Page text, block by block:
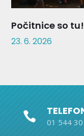
Počitnice so tu!
23. 6. 2026
 01 544 30